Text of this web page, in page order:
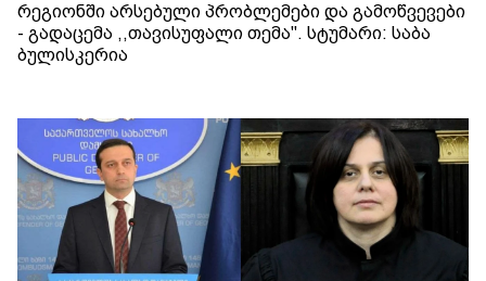
რეგიონში არსებული პრობლემები და გამოწვევები
- გადაცემა ,,თავისუფალი თემა". სტუმარი: საბა
ბულისკერია